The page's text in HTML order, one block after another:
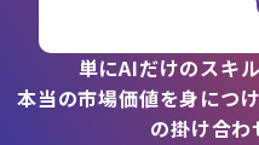
単にAIだけのスキ
本当の市場価値を身につ
の掛け合わ